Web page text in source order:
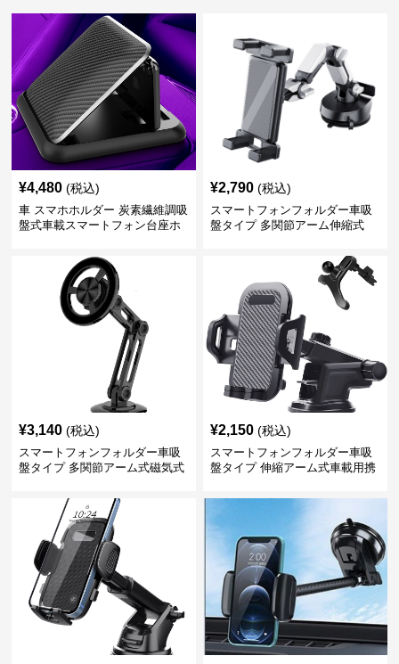
¥4,480 (税込)
車 スマホホルダー 炭素繊維調吸
盤式車載スマートフォン台座ホ
¥2,790 (税込)
スマートフォンフォルダー車吸
盤タイプ 多関節アーム伸縮式
¥3,140 (税込)
スマートフォンフォルダー車吸
盤タイプ 多関節アーム式磁気式
¥2,150 (税込)
スマートフォンフォルダー車吸
盤タイプ 伸縮アーム式車載用携